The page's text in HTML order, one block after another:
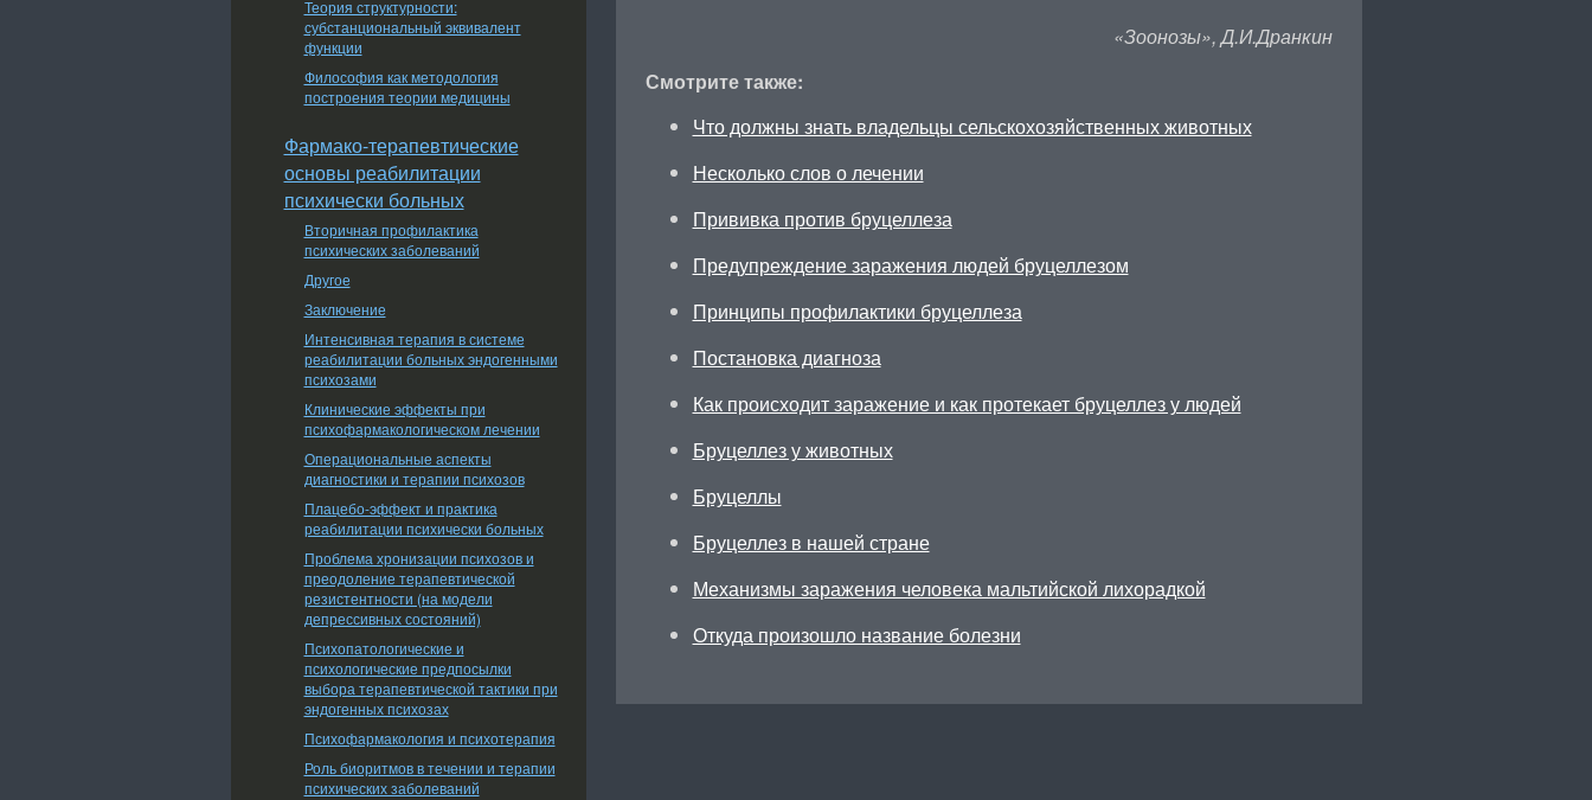
«Зоонозы», Д.И.Дранкин
Смотрите также:
Что должны знать владельцы сельскохозяйственных животных
Несколько слов о лечении
Прививка против бруцеллеза
Предупреждение заражения людей бруцеллезом
Принципы профилактики бруцеллеза
Постановка диагноза
Как происходит заражение и как протекает бруцеллез у людей
Бруцеллез у животных
Бруцеллы
Бруцеллез в нашей стране
Механизмы заражения человека мальтийской лихорадкой
Откуда произошло название болезни
Теория структурности:
субстанциональный эквивалент
функции
Философия как методология
построения теории медицины
Фармако-терапевтические
основы реабилитации
психически больных
Вторичная профилактика
психических заболеваний
Другое
Заключение
Интенсивная терапия в системе
реабилитации больных эндогенными
психозами
Клинические эффекты при
психофармакологическом лечении
Операциональные аспекты
диагностики и терапии психозов
Плацебо-эффект и практика
реабилитации психически больных
Проблема хронизации психозов и
преодоление терапевтической
резистентности (на модели
депрессивных состояний)
Психопатологические и
психологические предпосылки
выбора терапевтической тактики при
эндогенных психозах
Психофармакология и психотерапия
Роль биоритмов в течении и терапии
психических заболеваний